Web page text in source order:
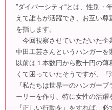
”ダイバーシティ“とは、性別・
えて誰もが活躍でき、お互い
を指します。
今回視察させていただいた企
中田工芸さんというハンガーを
以前は１本数円から数十円の
くて困っていたそうですが、『
『私たちは世界一のハンガー
ーリーを作り、特に女性の活躍
『正しい行動を』をすれば、必